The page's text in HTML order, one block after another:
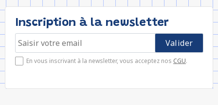
Inscription à la newsletter
En vous inscrivant à la newsletter, vous acceptez nos CGU.